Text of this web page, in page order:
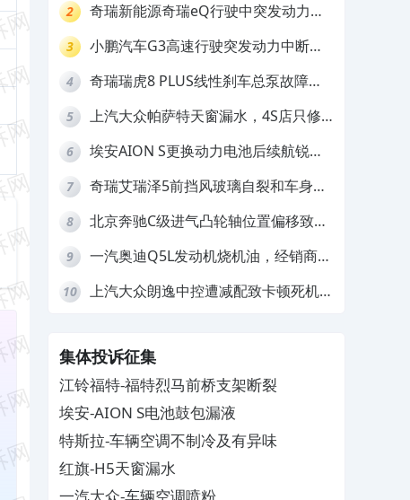
2
奇瑞新能源奇瑞eQ行驶中突发动力受
拒绝三电质保
3
小鹏汽车G3高速行驶突发动力中断，
4
奇瑞瑞虎8 PLUS线性刹车总泵故障，
5
上汽大众帕萨特天窗漏水，4S店只修
6
埃安AION S更换动力电池后续航锐
7
奇瑞艾瑞泽5前挡风玻璃自裂和车身多
8
北京奔驰C级进气凸轮轴位置偏移致发
9
一汽奥迪Q5L发动机烧机油，经销商推
10
上汽大众朗逸中控遭减配致卡顿死机，
集体投诉征集
江铃福特-福特烈马前桥支架断裂
埃安-AION S电池鼓包漏液
特斯拉-车辆空调不制冷及有异味
红旗-H5天窗漏水